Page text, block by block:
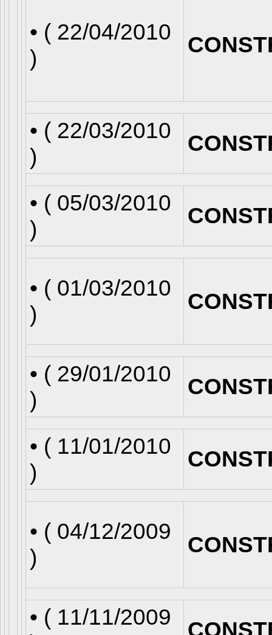
• ( 22/04/2010
)
• ( 22/03/2010
)
• ( 05/03/2010
)
• ( 01/03/2010
)
• ( 29/01/2010
)
• ( 11/01/2010
)
• ( 04/12/2009
)
• ( 11/11/2009